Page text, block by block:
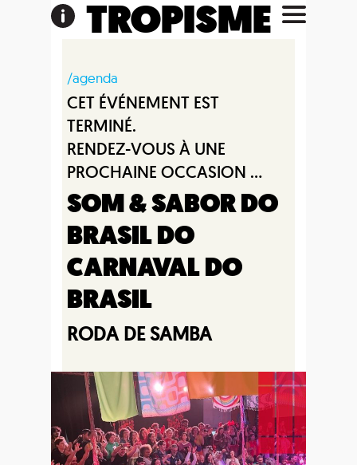
TROPISME
/agenda
CET ÉVÉNEMENT EST
TERMINÉ.
RENDEZ-VOUS À UNE
PROCHAINE OCCASION ...
SOM & SABOR DO
BRASIL DO
CARNAVAL DO
BRASIL
RODA DE SAMBA